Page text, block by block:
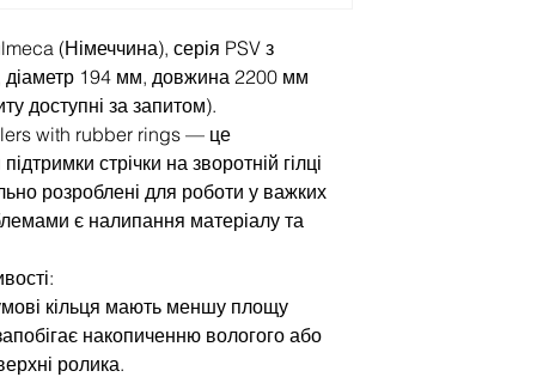
(Німеччина), серія PSV з
діаметр 194 мм, довжина 2200 мм
доступні за запитом).
with rubber rings — це
стрічки на зворотній гілці
розроблені для роботи у важких
є налипання матеріалу та
кільця мають меншу площу
накопиченню вологого або
ролика.